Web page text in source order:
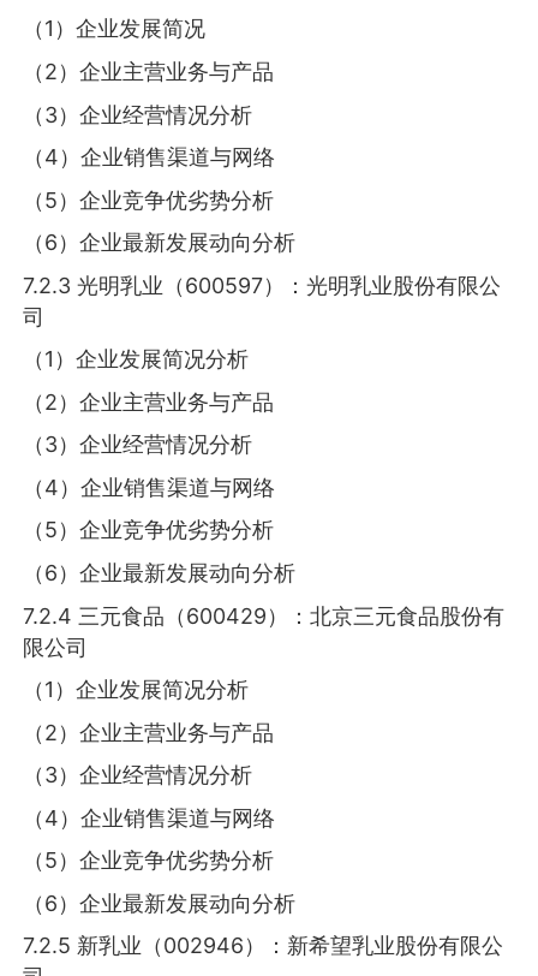
（1）企业发展简况
（2）企业主营业务与产品
（3）企业经营情况分析
（4）企业销售渠道与网络
（5）企业竞争优劣势分析
（6）企业最新发展动向分析
7.2.3 光明乳业（600597）：光明乳业股份有限公
司
（1）企业发展简况分析
（2）企业主营业务与产品
（3）企业经营情况分析
（4）企业销售渠道与网络
（5）企业竞争优劣势分析
（6）企业最新发展动向分析
7.2.4 三元食品（600429）：北京三元食品股份有
限公司
（1）企业发展简况分析
（2）企业主营业务与产品
（3）企业经营情况分析
（4）企业销售渠道与网络
（5）企业竞争优劣势分析
（6）企业最新发展动向分析
7.2.5 新乳业（002946）：新希望乳业股份有限公